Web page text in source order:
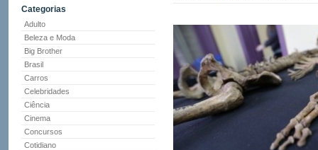
Categorias
Adulto
Beleza e Moda
Big Brother
Brasil
Carros
Celebridades
Ciência
Cinema
Concursos
Cotidiano